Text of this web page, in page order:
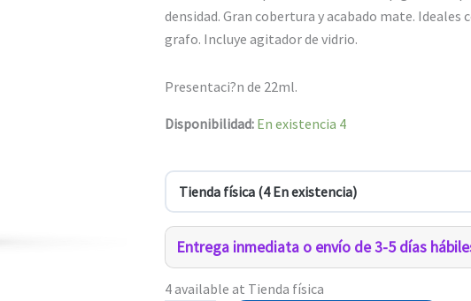
densidad. Gran cobertura y acabado mate. Ideales
grafo. Incluye agitador de vidrio.
Presentaci?n de 22ml.
Disponibilidad: En existencia 4
Entrega inmediata o envío de 3-5 días
4 available at Tienda física